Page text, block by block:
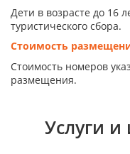
Дети в возрасте до 16
туристического сбора.
Стоимость
Стоимость номеров
размещения.
Услуги и